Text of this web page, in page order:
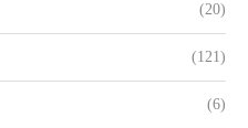
(20)
(121)
(6)